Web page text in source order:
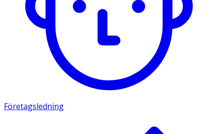
Företagsledning